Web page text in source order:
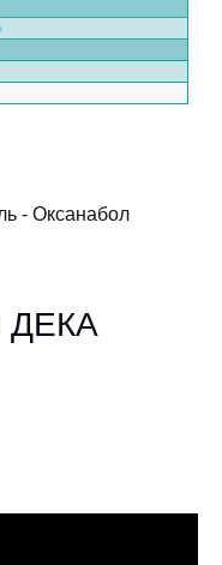
- Оксанабол